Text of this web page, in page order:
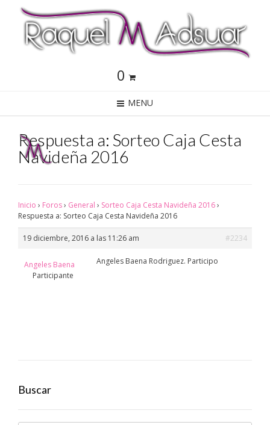
0
MENU
Respuesta a: Sorteo Caja Cesta
Navideña 2016
Inicio › Foros› General › Sorteo Caja Cesta Navideña 2016›
Respuesta a: Sorteo Caja Cesta Navideña 2016
19 diciembre, 2016 a las 11:26 am #2234
Angeles Baena
Participante
Angeles Baena Rodriguez. Participo
Buscar